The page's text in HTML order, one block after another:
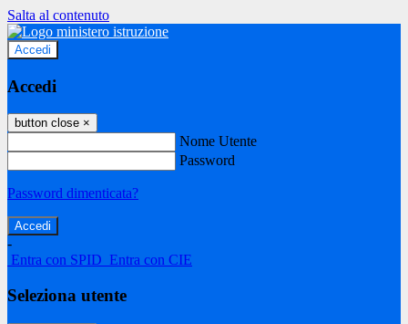
Salta al contenuto
Accedi
Accedi
button close ×
Nome Utente
Password
Password dimenticata?
-
Entra con SPID Entra con CIE
Seleziona utente